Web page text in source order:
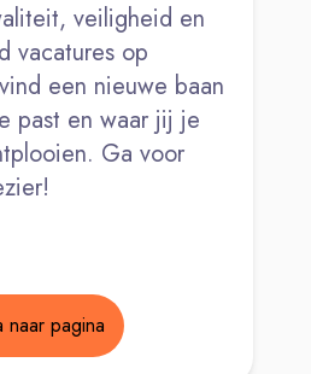
veiligheid en
vacatures op
een nieuwe baan
past en waar jij je
Ga voor
naar pagina